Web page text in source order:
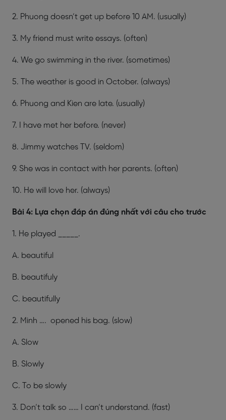
2. Phuong doesn’t get up before 10 AM. (usually)
3. My friend must write essays. (often)
4. We go swimming in the river. (sometimes)
5. The weather is good in October. (always)
6. Phuong and Kien are late. (usually)
7. I have met her before. (never)
8. Jimmy watches TV. (seldom)
9. She was in contact with her parents. (often)
10. He will love her. (always)
Bài 4: Lựa chọn đáp án đúng nhất với câu cho trước
1. He played _____.
A. beautiful
B. beautifuly
C. beautifully
2. Minh …. opened his bag. (slow)
A. Slow
B. Slowly
C. To be slowly
3. Don’t talk so …… I can’t understand. (fast)